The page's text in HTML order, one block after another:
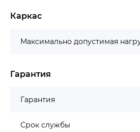
Каркас
Максимально допустимая
Гарантия
Гарантия
Срок службы